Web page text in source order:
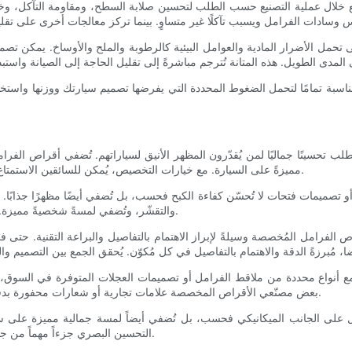
عملية التصنيع حسب الطلب لتحسين صلابة السطح، ومقاومة التآكل،
الأضرار المادية والعوامل البيئية كالرطوبة والملح والأوساخ.
تمامًا لتحمل الضغوط المحددة التي يفرضها تصميم سيارتك ووزنها
تحسينًا جماليًا لمن يُقدّرون المظهر الأنيق لسياراتهم. تُضفي أقراص
مميزةً على السيارة. مع خيارات التخصيص، يُمكن للسائقين الاستمتاع بتحسينات تُضفي طابعًا شخصيًا على سياراتهم مع الحفاظ على وظائفها.
فتحات لا تُحسّن كفاءة الكبح فحسب، بل تُضفي أيضًا مظهرًا جذابًا.
والتقشّر، وتُضفي لمسةً شخصيةً مميزة. يمكن لهذه الطلاءات أن تُطابق ألوان سيارتك أو تُضفي عليها تباينًا جريئًا.
الفرامل المُخصصة وسيلةً لإبراز الاهتمام بالتفاصيل والبراعة التقنية.
محددة من ملاقط الفرامل أو تصميمات العجلات المتوفرة في السوق،
بعض مصنّعي الأقراص المخصصة علامات تجارية أو شعارات محفورة بدقة على الأقراص، مما يضفي لمسة مميزة على مكونات فرامل سيارتك.
الجانب الميكانيكي فحسب، بل تُضفي أيضاً لمسة جمالية مميزة على
التحسين البصري جزءاً مهماً من جاذبية أقراص الفرامل المُخصصة، حيث يجمع بين الجمال والأداء بسلاسة.